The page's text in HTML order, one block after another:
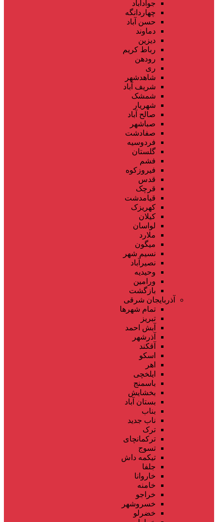
جوادآباد
چهاردانگه
حسن آباد
دماوند
دیزین
رباط کریم
رودهن
ری
شاهدشهر
شریف آباد
شمشک
شهریار
صالح آباد
صباشهر
صفادشت
فردوسیه
گلستان
فشم
فیروزکوه
قدس
قرچک
قیامدشت
کهریزک
کیلان
لواسان
ملارد
میگون
نسیم شهر
نصیرآباد
وحیدیه
ورامین
بازگشت
آذربایجان شرقی
تمام شهر‌ها
تبریز
آبش احمد
آذرشهر
آقکند
اسکو
اهر
ایلخچی
باسمنج
بخشایش
بستان آباد
بناب
ناب جدید
ترک
ترکمانچای
تسوج
تیکمه داش
جلفا
خاروانا
خامنه
خراجو
خسروشهر
خضرلو